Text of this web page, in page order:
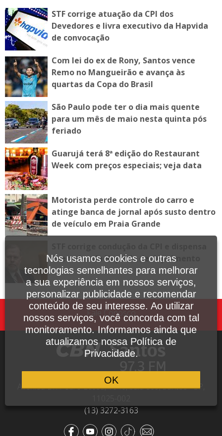
STF corrige atuação da CPI dos
Devedores e livra executivo da Hapvida
de convocação
Com lei do ex de Rony, Santos vence
Remo no Mangueirão e avança às
quartas da Copa do Brasil
São Paulo pode ter o dia mais quente
para um mês de maio nesta quinta pós
feriado
Guarujá terá 8ª edição do Restaurant
Week com preços especiais; veja data
Motorista perde controle do carro e
atinge banca de jornal após susto dentro
de veículo em Praia Grande
executivo da Hapvida de depoimento
Fale Conosco
Avenida Dr. Pedro Lessa, 1640, sala 809, Santos - SP,
(13) 3272-3163
Nós usamos cookies e outras
tecnologias semelhantes para melhorar
a sua experiência em nossos serviços,
personalizar publicidade e recomendar
conteúdo de seu interesse. Ao utilizar
nossos serviços, você concorda com tal
monitoramento. Informamos ainda que
atualizamos nossa Política de
Privacidade.
OK